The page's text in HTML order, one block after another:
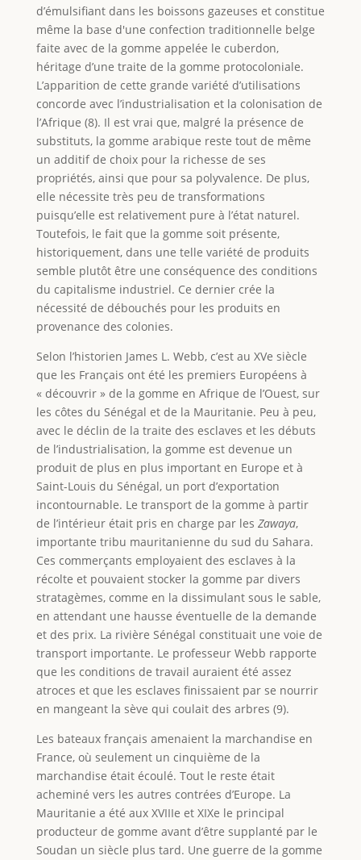
d’émulsifiant dans les boissons gazeuses et constitue
même la base d'une confection traditionnelle belge
faite avec de la gomme appelée le cuberdon,
héritage d’une traite de la gomme protocoloniale.
L’apparition de cette grande variété d’utilisations
concorde avec l’industrialisation et la colonisation de
l’Afrique (8). Il est vrai que, malgré la présence de
substituts, la gomme arabique reste tout de même
un additif de choix pour la richesse de ses
propriétés, ainsi que pour sa polyvalence. De plus,
elle nécessite très peu de transformations
puisqu’elle est relativement pure à l’état naturel.
Toutefois, le fait que la gomme soit présente,
historiquement, dans une telle variété de produits
semble plutôt être une conséquence des conditions
du capitalisme industriel. Ce dernier crée la
nécessité de débouchés pour les produits en
provenance des colonies.
Selon l’historien James L. Webb, c’est au XVe siècle
que les Français ont été les premiers Européens à
« découvrir » de la gomme en Afrique de l’Ouest, sur
les côtes du Sénégal et de la Mauritanie. Peu à peu,
avec le déclin de la traite des esclaves et les débuts
de l’industrialisation, la gomme est devenue un
produit de plus en plus important en Europe et à
Saint-Louis du Sénégal, un port d’exportation
incontournable. Le transport de la gomme à partir
de l’intérieur était pris en charge par les Zawaya,
importante tribu mauritanienne du sud du Sahara.
Ces commerçants employaient des esclaves à la
récolte et pouvaient stocker la gomme par divers
stratagèmes, comme en la dissimulant sous le sable,
en attendant une hausse éventuelle de la demande
et des prix. La rivière Sénégal constituait une voie de
transport importante. Le professeur Webb rapporte
que les conditions de travail auraient été assez
atroces et que les esclaves finissaient par se nourrir
en mangeant la sève qui coulait des arbres (9).
Les bateaux français amenaient la marchandise en
France, où seulement un cinquième de la
marchandise était écoulé. Tout le reste était
acheminé vers les autres contrées d’Europe. La
Mauritanie a été aux XVIIIe et XIXe le principal
producteur de gomme avant d’être supplanté par le
Soudan un siècle plus tard. Une guerre de la gomme